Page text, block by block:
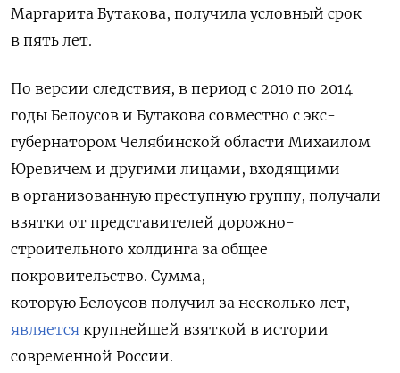
Маргарита Бутакова, получила условный срок
в пять лет.
По версии следствия, в период с 2010 по 2014
годы Белоусов и Бутакова совместно с экс-
губернатором Челябинской области Михаилом
Юревичем и другими лицами, входящими
в организованную преступную группу, получали
взятки от представителей дорожно-
строительного холдинга за общее
покровительство. Сумма,
которую Белоусов получил за несколько лет,
является крупнейшей взяткой в истории
современной России.